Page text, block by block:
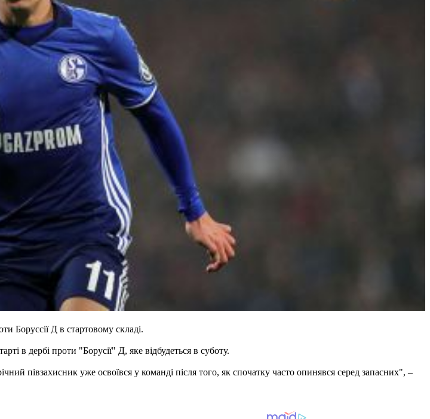
Боруссії Д в стартовому складі.
в дербі проти "Борусії" Д, яке відбудеться в суботу.
півзахисник уже освоївся у команді після того, як спочатку часто опинявся серед запасних", –